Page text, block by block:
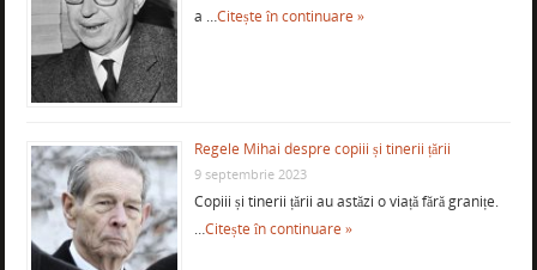
a …Citește în continuare »
Regele Mihai despre copiii și tinerii țării
9 septembrie 2023
Copiii și tinerii țării au astăzi o viață fără granițe.
…Citește în continuare »